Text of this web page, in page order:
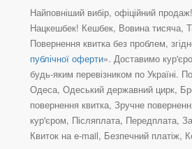
Найповніший вибір, офіційний
Нацкешбек! Кешбек, Вовина тисяча,
Повернення квитка без проблем,
публічної оферти». Доставимо
будь-яким перевізником по Україні.
Одеса, Одеський державний цирк,
повернення квитка, Зручне
кур'єром, Післяплата, Передплата,
Квиток на e-mail, Безпечний платіж,